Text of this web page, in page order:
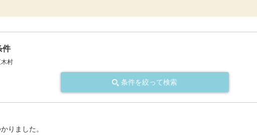
件
村
条件を絞って検索
りました。